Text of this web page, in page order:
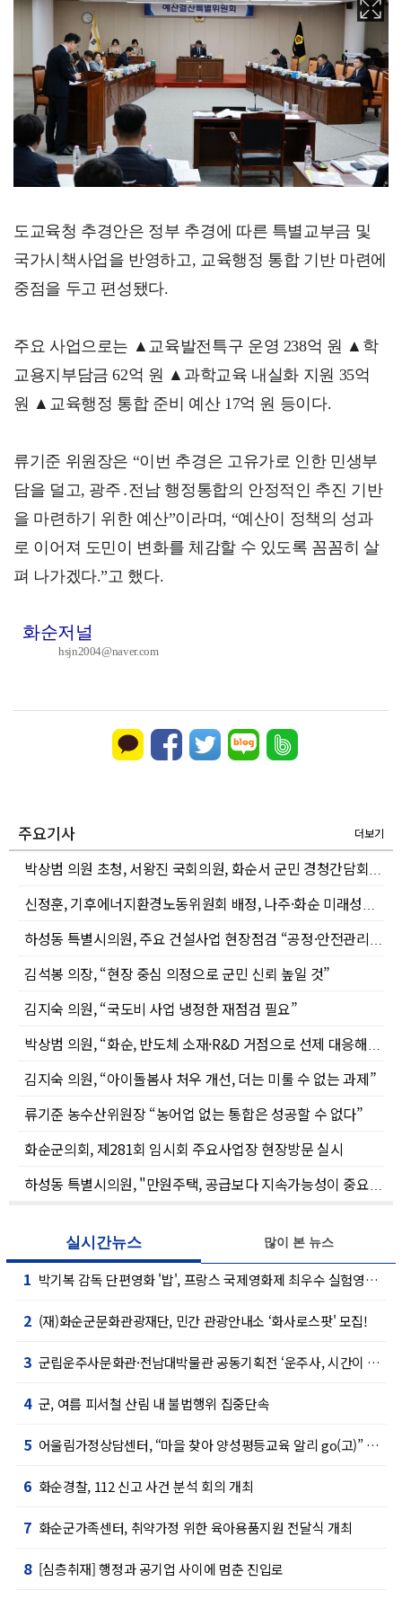
도교육청 추경안은 정부 추경에 따른 특별교부금 및
국가시책사업을 반영하고, 교육행정 통합 기반 마련에
중점을 두고 편성됐다.
주요 사업으로는 ▲교육발전특구 운영 238억 원 ▲학
교용지부담금 62억 원 ▲과학교육 내실화 지원 35억
원 ▲교육행정 통합 준비 예산 17억 원 등이다.
류기준 위원장은 “이번 추경은 고유가로 인한 민생부
담을 덜고, 광주․전남 행정통합의 안정적인 추진 기반
을 마련하기 위한 예산”이라며, “예산이 정책의 성과
로 이어져 도민이 변화를 체감할 수 있도록 꼼꼼히 살
펴 나가겠다.”고 했다.
화순저널
hsjn2004@naver.com
주요기사 더보기
김석봉 의장, “현장 중심 의정으로 군민 신뢰 높일 것”
김지숙 의원, “국도비 사업 냉정한 재점검 필요”
김지숙 의원, “아이돌봄사 처우 개선, 더는 미룰 수 없는 과제”
류기준 농수산위원장 “농어업 없는 통합은 성공할 수 없다”
화순군의회, 제281회 임시회 주요사업장 현장방문 실시
실시간뉴스
1 박기복 감독 단편영화 '밥', 프랑스 국제영화제 최우수 실험영화상 수상
2 (재)화순군문화관광재단, 민간 관광안내소 ‘화사로스팟' 모집!
3 군립운주사문화관·전남대박물관 공동기획전 ‘운주사, 시간이 잠시 머문 자리’ 개최
4 군, 여름 피서철 산림 내 불법행위 집중단속
5 어울림가정상담센터, “마을 찾아 양성평등교육 알리 go(고)” 프로그램 성료
6 화순경찰, 112 신고 사건 분석 회의 개최
7 화순군가족센터, 취약가정 위한 육아용품지원 전달식 개최
8 [심층취재] 행정과 공기업 사이에 멈춘 진입로
많이 본 뉴스